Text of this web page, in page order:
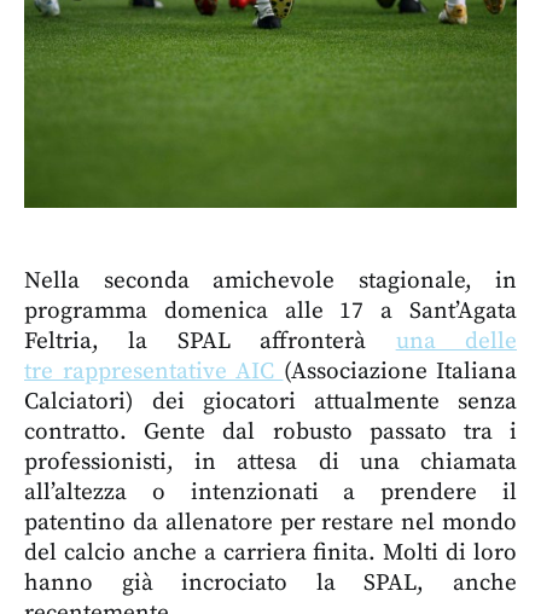
Nella seconda amichevole stagionale, in
programma domenica alle 17 a Sant’Agata
Feltria, la SPAL affronterà una delle
tre rappresentative AIC (Associazione Italiana
Calciatori) dei giocatori attualmente senza
contratto. Gente dal robusto passato tra i
professionisti, in attesa di una chiamata
all’altezza o intenzionati a prendere il
patentino da allenatore per restare nel mondo
del calcio anche a carriera finita. Molti di loro
hanno già incrociato la SPAL, anche